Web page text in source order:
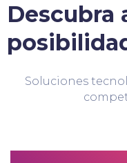
Descubra
Soluciones